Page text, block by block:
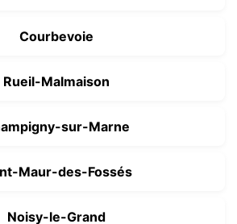
Courbevoie
Rueil-Malmaison
sur-Marne
Maur-des-Fossés
Noisy-le-Grand